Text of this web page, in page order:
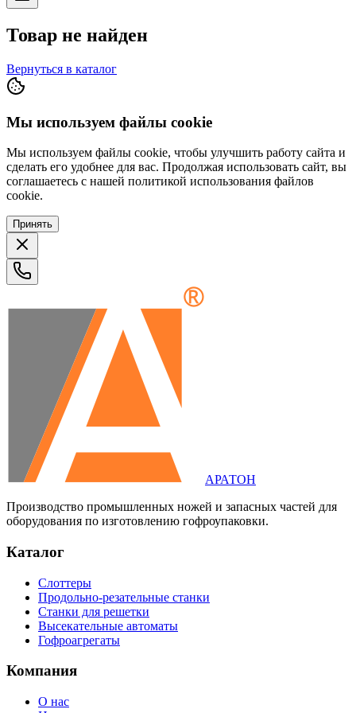
Товар не найден
Вернуться в каталог
Мы используем файлы cookie
Мы используем файлы cookie, чтобы улучшить работу сайта и
сделать его удобнее для вас. Продолжая использовать сайт, вы
соглашаетесь с нашей политикой использования файлов
cookie.
Принять
АРАТОН
Производство промышленных ножей и запасных частей для
оборудования по изготовлению гофроупаковки.
Каталог
Слоттеры
Продольно-резательные станки
Станки для решетки
Высекательные автоматы
Гофроагрегаты
Компания
О нас